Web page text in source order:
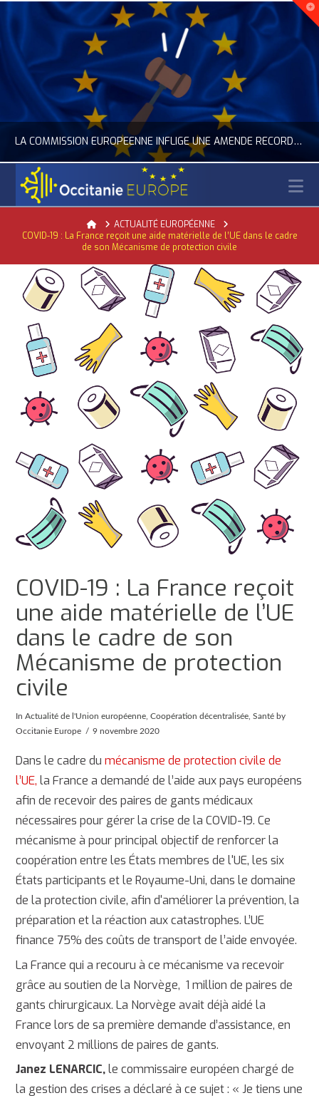
LA COMMISSION EUROPÉENNE INFLIGE UNE AMENDE RECORD À GOOGLE
ACTUALITÉ DE L'UNION EUROPÉENNE, ACTUALITÉ DE LA REPRÉSENTATION D’OCCITANIE EUROPE, NUMÉRIQUE- DIGITAL
JUILLET 24, 2026
HomeACTUALITÉ EUROPÉENNE
COVID-19 : La France reçoit une aide matérielle de l’UE dans le cadre
de son Mécanisme de protection civile
COVID-19 : La France reçoit
une aide matérielle de l’UE
dans le cadre de son
Mécanisme de protection
civile
InActualité de l'Union européenne ,Coopération décentralisée ,Santé by
Occitanie Europe
9 novembre 2020
Dans le cadre dumécanisme de protection civile de
l’UE, la France a demandé de l’aide aux pays européens
afin de recevoir des paires de gants médicaux
nécessaires pour gérer la crise de la COVID-19. Ce
mécanisme à pour principal objectif de renforcer la
coopération entre les États membres de l'UE, les six
États participants et le Royaume-Uni, dans le domaine
de la protection civile, afin d'améliorer la prévention, la
préparation et la réaction aux catastrophes. L’UE
finance 75% des coûts de transport de l’aide envoyée.
La France qui a recouru à ce mécanisme va recevoir
grâce au soutien de la Norvège, 1 million de paires de
gants chirurgicaux. La Norvège avait déjà aidé la
France lors de sa première demande d’assistance, en
envoyant 2 millions de paires de gants.
Janez LENARCIC,le commissaire européen chargé de
la gestion des crises a déclaré à ce sujet : « Je tiens une